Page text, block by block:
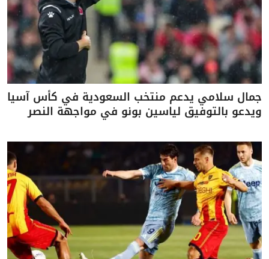
جمال سلامي يدعم منتخب السعودية في كأس آسيا
ويدعو بالتوفيق لياسين بونو في مواجهة النصر